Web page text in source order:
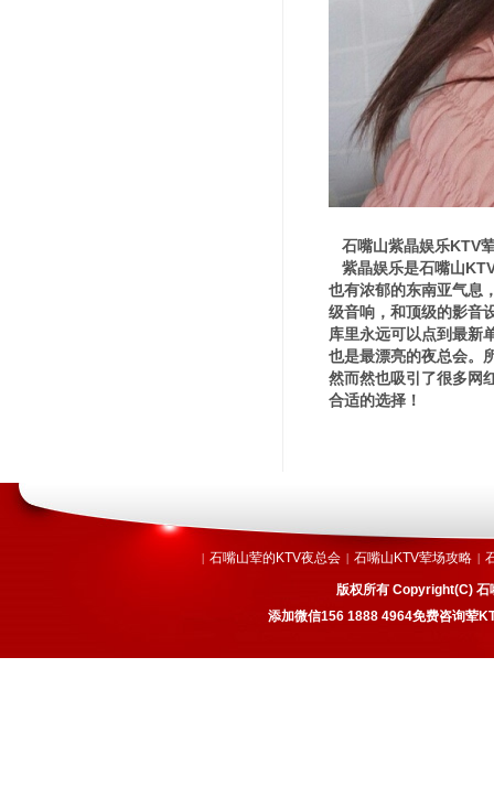
石嘴山紫晶娱乐KTV
紫晶娱乐是石嘴山
也有浓郁的东南亚气息
级音响，和顶级的影音
库里永远可以点到最新
也是最漂亮的夜总会。
然而然也吸引了很多网
合适的选择！
| 石嘴山荤的KTV夜总会 | 石嘴山KTV荤场攻略 |
版权所有 Copyright(C) 石
添加微信156 1888 4964免费咨询荤